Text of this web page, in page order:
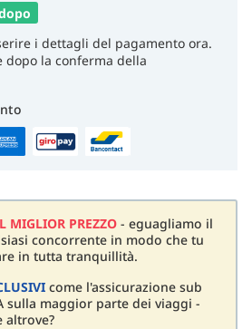
i dettagli del pagamento ora.
dopo la conferma della
MIGLIOR PREZZO - eguagliamo il
concorrente in modo che tu
in tutta tranquillità.
come l'assicurazione sub
sulla maggior parte dei viaggi -
altrove?